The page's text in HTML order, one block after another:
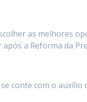
as melhores
a Reforma da
conte com o